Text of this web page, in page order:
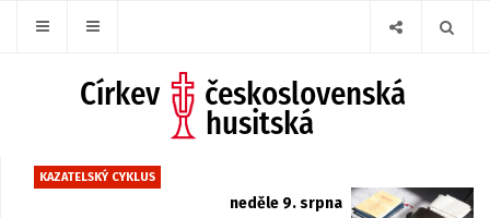
KAZATELSKÝ CYKLUS
neděle 9. srpna